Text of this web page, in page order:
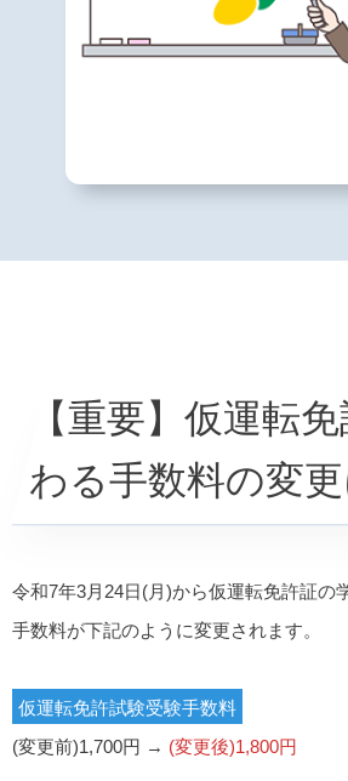
【重要】仮運転
わる手数料の変
令和7年3月24日(月)から仮運転免許証の
手数料が下記のように変更されます。
仮運転免許試験受験手数料
(変更前)1,700円 → (変更後)1,800円